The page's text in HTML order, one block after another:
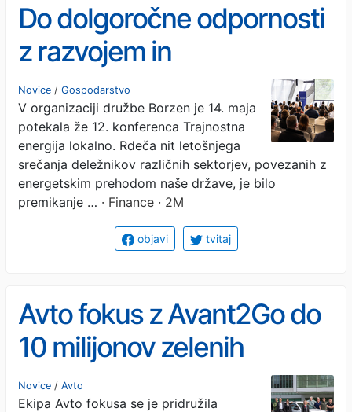
Do dolgoročne odpornosti
z razvojem in
sodelovanjem
Novice / Gospodarstvo
V organizaciji družbe Borzen je 14. maja
potekala že 12. konferenca Trajnostna
energija lokalno. Rdeča nit letošnjega
srečanja deležnikov različnih sektorjev, povezanih z
energetskim prehodom naše države, je bilo
premikanje … · Finance · 2M
objavi tvitaj
Avto fokus z Avant2Go do
10 milijonov zelenih
kilometrov
Novice / Avto
Ekipa Avto fokusa se je pridružila